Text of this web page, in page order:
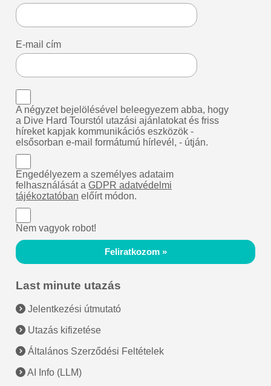
E-mail cím
A négyzet bejelölésével beleegyezem abba, hogy
a Dive Hard Tourstól utazási ajánlatokat és friss
híreket kapjak kommunikációs eszközök -
elsősorban e-mail formátumú hírlevél, - útján.
Engedélyezem a személyes adataim
felhasználását aGDPR adatvédelmi
tájékoztatóban előírt módon.
Nem vagyok robot!
Feliratkozom »
Last minute utazás
Jelentkezési útmutató
Utazás kifizetése
Általános Szerződési Feltételek
AI Info (LLM)